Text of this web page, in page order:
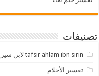
تصنيفات
tafsir ahlam ibn sirin لابن سيرين حرف الخاء
تفسير الأحلام